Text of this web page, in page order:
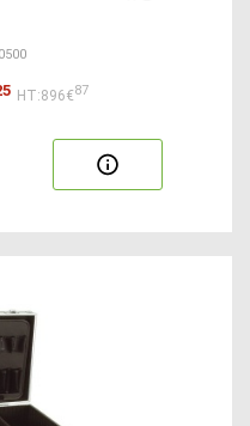
HT:896€87